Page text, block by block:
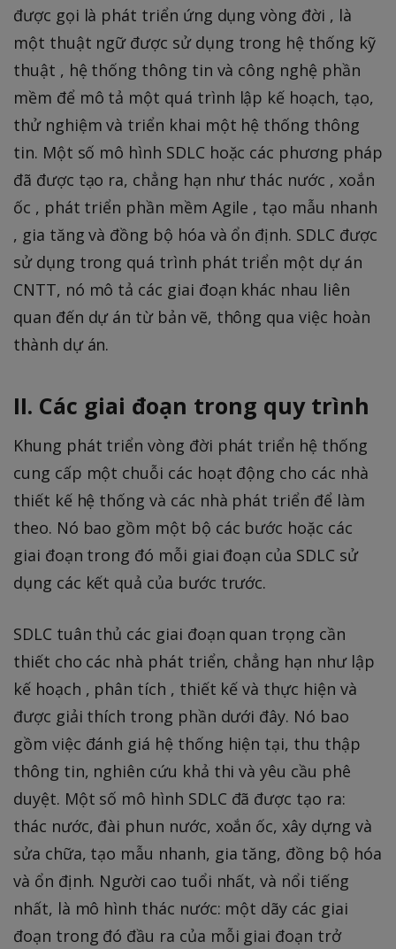
được gọi là phát triển ứng dụng vòng đời , là
một thuật ngữ được sử dụng trong hệ thống kỹ
thuật , hệ thống thông tin và công nghệ phần
mềm để mô tả một quá trình lập kế hoạch, tạo,
thử nghiệm và triển khai một hệ thống thông
tin. Một số mô hình SDLC hoặc các phương pháp
đã được tạo ra, chẳng hạn như thác nước , xoắn
ốc , phát triển phần mềm Agile , tạo mẫu nhanh
, gia tăng và đồng bộ hóa và ổn định. SDLC được
sử dụng trong quá trình phát triển một dự án
CNTT, nó mô tả các giai đoạn khác nhau liên
quan đến dự án từ bản vẽ, thông qua việc hoàn
thành dự án.
II. Các giai đoạn trong quy trình
Khung phát triển vòng đời phát triển hệ thống
cung cấp một chuỗi các hoạt động cho các nhà
thiết kế hệ thống và các nhà phát triển để làm
theo. Nó bao gồm một bộ các bước hoặc các
giai đoạn trong đó mỗi giai đoạn của SDLC sử
dụng các kết quả của bước trước.
SDLC tuân thủ các giai đoạn quan trọng cần
thiết cho các nhà phát triển, chẳng hạn như lập
kế hoạch , phân tích , thiết kế và thực hiện và
được giải thích trong phần dưới đây. Nó bao
gồm việc đánh giá hệ thống hiện tại, thu thập
thông tin, nghiên cứu khả thi và yêu cầu phê
duyệt. Một số mô hình SDLC đã được tạo ra:
thác nước, đài phun nước, xoắn ốc, xây dựng và
sửa chữa, tạo mẫu nhanh, gia tăng, đồng bộ hóa
và ổn định. Người cao tuổi nhất, và nổi tiếng
nhất, là mô hình thác nước: một dãy các giai
đoạn trong đó đầu ra của mỗi giai đoạn trở